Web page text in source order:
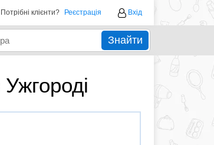
Потрібні клієнти? Реєстрація Вхід
Знайти